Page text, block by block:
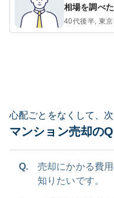
相場を調べ
40代後半, 東
心配ごとをなくして、
マンション売却の
Q.
売却にかかる費
知りたいです。